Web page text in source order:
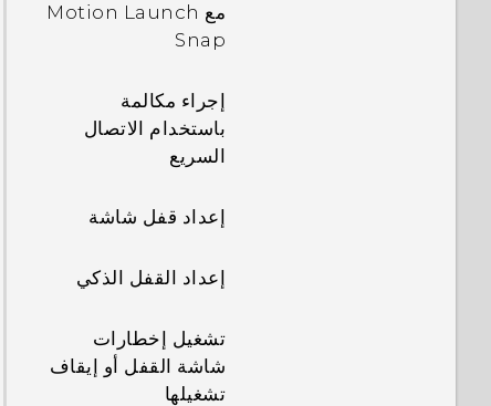
مع Motion Launch
Snap
إجراء مكالمة
باستخدام الاتصال
السريع
إعداد قفل شاشة
إعداد القفل الذكي
تشغيل إخطارات
شاشة القفل أو إيقاف
تشغيلها